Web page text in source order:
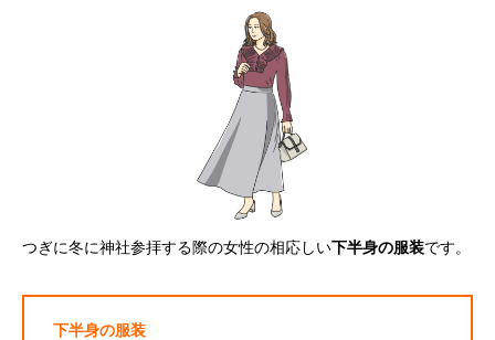
つぎに冬に神社参拝する際の女性の相応しい下半身の服装です。
下半身の服装